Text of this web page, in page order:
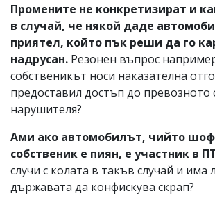
Промените не конкретизират и
в случай, че някой даде
приятел, който пък реши да го
надрусан. Резонен въпрос
собственикът носи наказателна
предоставил достъп до превозното
нарушителя?
Ами ако автомобилът, чийто
собственик е пиян, е участник в
случи с колата в такъв случай и има
държавата да конфискува скрап?